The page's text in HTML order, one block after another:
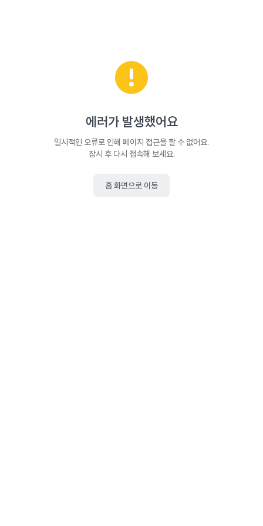
에러가 발생했어요
일시적인 오류로 인해 페이지 접근을 할 수 없어요.
잠시 후 다시 접속해 보세요.
홈 화면으로 이동